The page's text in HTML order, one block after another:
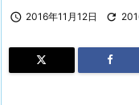
 2016年11月12日 